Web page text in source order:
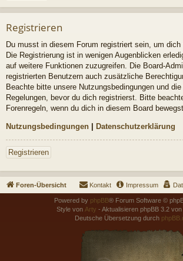
Registrieren
Du musst in diesem Forum registriert sein, um dich
Die Registrierung ist in wenigen Augenblicken
auf weitere Funktionen zuzugreifen. Die Board-
registrierten Benutzern auch zusätzliche
Beachte bitte unsere Nutzungsbedingungen und
Regelungen, bevor du dich registrierst. Bitte
Forenregeln, wenn du dich in diesem Board bewegst.
Nutzungsbedingungen | Datenschutzerklärung
Registrieren
Foren-Übersicht Impressum
Kontakt
Powered by phpBB® Forum Software ©
Style von Arty - Aktualisieren phpBB 3.2
Deutsche Übersetzung durch